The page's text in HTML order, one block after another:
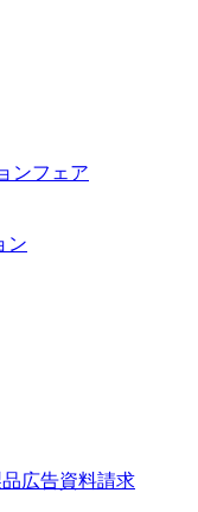
ンフェア
ン
広告資料請求